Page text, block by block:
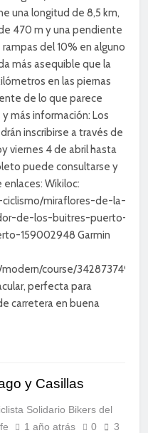
una longitud de 8,5 km,
470 m y una pendiente
del 10% en algunos
más asequible que la
en las piernas
de lo que parece
más información: Los
inscribirse a través de
viernes 4 de abril hasta
puede consultarse y
Wikiloc:
miraflores-de-la-
de-los-buitres-puerto-
159002948 Garmin
course/342873749
perfecta para
carretera en buena
y Casillas
Solidario Bikers del
1 año atrás 0
3